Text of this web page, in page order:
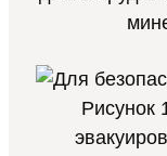
Рисунок